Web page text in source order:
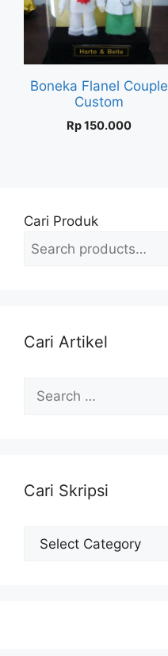
Boneka Flanel Couple
Custom
Rp150.000
Cari Produk
Cari Artikel
for:
Cari Skripsi
Cari
Skripsi